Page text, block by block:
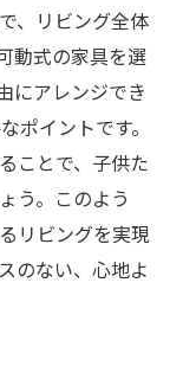
、リビング全体
動式の家具を選
にアレンジでき
ポイントです。
ことで、子供た
う。このよう
リビングを実現
のない、心地よ